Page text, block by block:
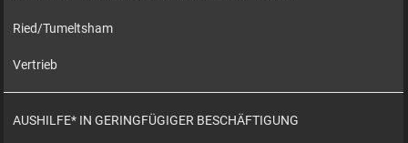
Ried/Tumeltsham
Vertrieb
AUSHILFE* IN GERINGFÜGIGER BESCHÄFTIGUNG